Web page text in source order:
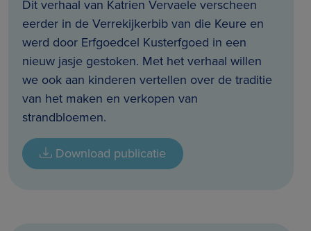
Dit verhaal van Katrien Vervaele verscheen
eerder in de Verrekijkerbib van die Keure en
werd door Erfgoedcel Kusterfgoed in een
nieuw jasje gestoken. Met het verhaal willen
we ook aan kinderen vertellen over de traditie
van het maken en verkopen van
strandbloemen.
Download publicatie